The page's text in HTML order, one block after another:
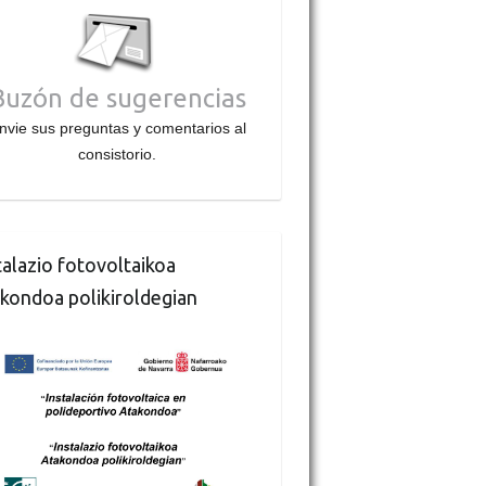
de sugerencias
sus preguntas y comentarios al
consistorio.
fotovoltaikoa
polikiroldegian